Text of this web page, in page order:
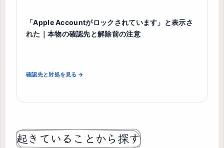
「Apple Accountがロックされています」と表示さ
れた｜本物の確認先と解除前の注意
確認先と対処を見る →
起きていることから探す